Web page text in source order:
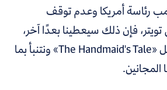
رئاسة أمريكا وعدم توقف
فإن ذلك سيعطينا بعدًا آخر،
يجعلنا نشاهد مسلسل «The Handmaid's Tale» ونتنبأ بما